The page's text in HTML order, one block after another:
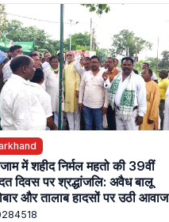
में शहीद निर्मल महतो की 39वीं
दिवस पर श्रद्धांजलि: अवैध बालू
और तालाब हादसों पर उठी आवाज